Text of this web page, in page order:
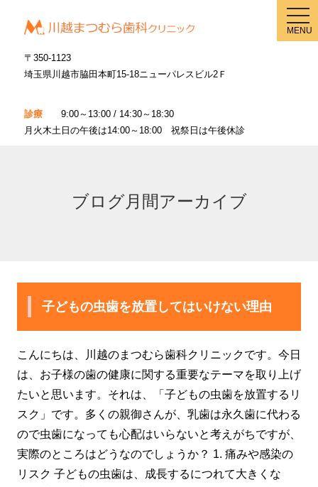
メ
ニ
ュ
ー
MENU
〒350-1123
埼玉県川越市脇田本町15-18ニューパレスビル2Ｆ
診療 9:00～13:00 / 14:30～18:30
月火木土日の午後は14:00～18:00 祝祭日は午後休診
ブログ月間アーカイブ
子どもの虫歯を放置してはいけない理由
こんにちは、川越のまつむら歯科クリニックです。今日
は、お子様の歯の健康に関する重要なテーマを取り上げ
たいと思います。それは、「子どもの虫歯を放置するリ
スク」です。多くの親御さんが、乳歯は永久歯に代わる
ので虫歯になっても心配はいらないと考えがちですが、
実際のところはどうなのでしょうか？ 1. 痛みや感染の
リスク 子どもの虫歯は、成長するにつれて大きくな